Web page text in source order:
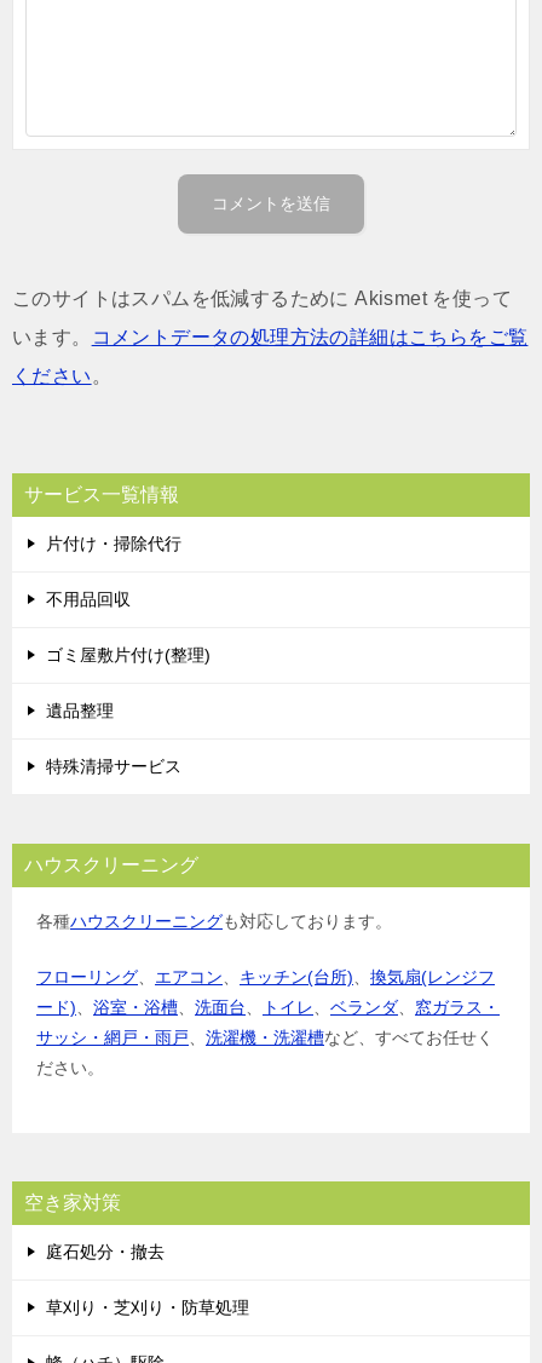
このサイトはスパムを低減するために Akismet を使って
います。
コメントデータの処理方法の詳細はこちらをご覧
ください 。
サービス一覧情報
片付け・掃除代行
不用品回収
ゴミ屋敷片付け(整理)
遺品整理
特殊清掃サービス
ハウスクリーニング
各種ハウスクリーニングも対応しております。
フローリング、 エアコン、 キッチン(台所)、 換気扇(レンジフ
ード)、 浴室・浴槽、 洗面台、 トイレ、 ベランダ、 窓ガラス・
サッシ・網戸・雨戸、 洗濯機・洗濯槽など、すべてお任せく
ださい。
空き家対策
庭石処分・撤去
草刈り・芝刈り・防草処理